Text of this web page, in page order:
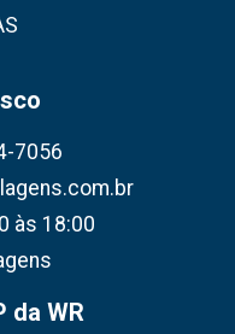
7056
às 18:00
da WR